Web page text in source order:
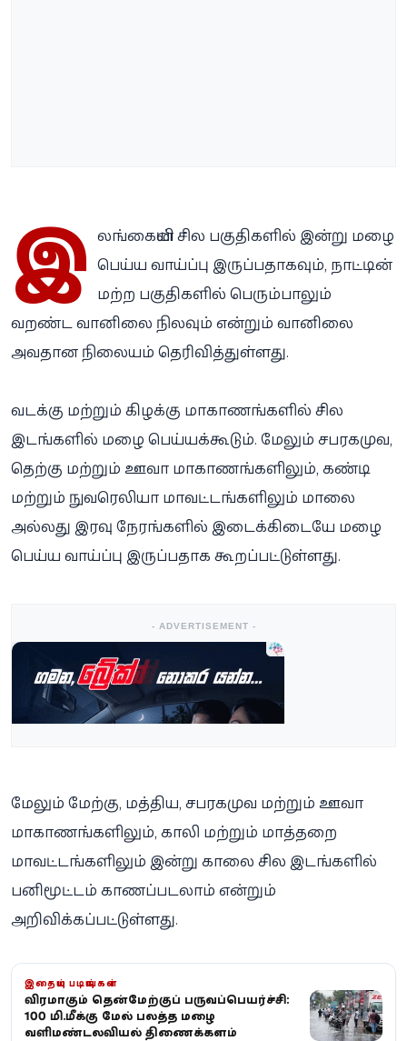
இ லங்கையின் சில பகுதிகளில் இன்று மழை
பெய்ய வாய்ப்பு இருப்பதாகவும், நாட்டின்
மற்ற பகுதிகளில் பெரும்பாலும்
வறண்ட வானிலை நிலவும் என்றும் வானிலை
அவதான நிலையம் தெரிவித்துள்ளது.
வடக்கு மற்றும் கிழக்கு மாகாணங்களில் சில
இடங்களில் மழை பெய்யக்கூடும். மேலும் சபரகமுவ,
தெற்கு மற்றும் ஊவா மாகாணங்களிலும், கண்டி
மற்றும் நுவரெலியா மாவட்டங்களிலும் மாலை
அல்லது இரவு நேரங்களில் இடைக்கிடையே மழை
பெய்ய வாய்ப்பு இருப்பதாக கூறப்பட்டுள்ளது.
- ADVERTISEMENT -
மேலும் மேற்கு, மத்திய, சபரகமுவ மற்றும் ஊவா
மாகாணங்களிலும், காலி மற்றும் மாத்தறை
மாவட்டங்களிலும் இன்று காலை சில இடங்களில்
பனிமூட்டம் காணப்படலாம் என்றும்
அறிவிக்கப்பட்டுள்ளது.
இதையும் படியுங்கள்
தீவிரமாகும் தென்மேற்குப் பருவப்பெயர்ச்சி:
100 மி.மீக்கு மேல் பலத்த மழை -
வளிமண்டலவியல் திணைக்களம்